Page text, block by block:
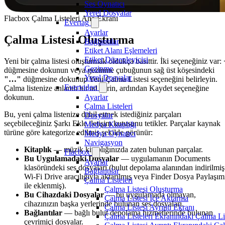
Ses Oynatıcı
Yerel Dosyalar
Evertag
Ayarlar
Bağlantılar
Etiket Alanı Eşlemeleri
Etiket Düzenleyicisi
Gezinme
Yerel Dosyalar
Evervideo
Ayarlar
Çalma Listeleri
Dosyalar
Medya Kitaplığı
Medya Oynatıcı
Navigasyon
Flacbox
Ayarlar
Bağlantılar
Çalma Listeleri
Çalma Listesi Oluşturma
Çalma Listesi İçe Aktarma
Çalma Listesi Ayrıntı Ekranı
Çalma Listeleri Ekranındaki Çalma
Flacbox Çalma Listeleri Ana Ekranı
Çalma Listesi Oluşturma
Yeni bir çalma listesi oluşturmak oldukça basittir. İki seçeneğiniz var:
düğmesine dokunun veya gezinme çubuğunun sağ üst köşesindeki
"…" düğmesine dokunup Yeni Çalma Listesi seçeneğini belirleyin.
Çalma listenize anlamlı bir ad verin, ardından Kaydet seçeneğine
dokunun.
Bu, yeni çalma listenize dahil etmek istediğiniz parçaları
seçebileceğiniz Şarkı Ekle iletişim kutusunu tetikler. Parçalar kaynak
türüne göre kategorize edilmiş şekilde görünür:
Kitaplık — müzik kitaplığınızda zaten bulunan parçalar.
Bu Uygulamadaki Dosyalar — uygulamanın Documents
klasöründeki ses dosyaları (bulut depolama alanından
Wi-Fi Drive aracılığıyla aktarılmış veya Finder Dosya
ile eklenmiş).
Bu Cihazdaki Dosyalar— bu uygulamada olmayan,
cihazınızın başka yerlerinde bulunan ses dosyaları.
Bağlantılar — bağlı bulut depolama hizmetlerinde bulunan
çevrimiçi dosyalar.